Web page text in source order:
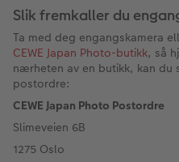
Inspirasjon
Gratis
Slik fremkaller du
Ta med deg engangskamera
CEWE Japan Photo-butikk, så
nærheten av en butikk, kan du
postordre:
CEWE Japan Photo Postordre
Slimeveien 6B
1275 Oslo